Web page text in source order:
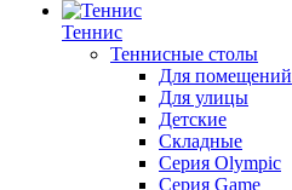
Теннис
Теннисные столы
Для помещений
Для улицы
Детские
Складные
Серия Olympic
Серия Game